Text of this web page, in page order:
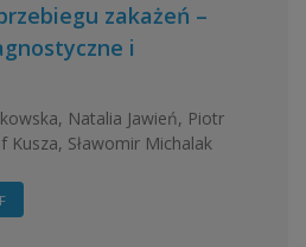
zakażeń –
i
Natalia Jawień, Piotr
Kusza, Sławomir Michalak